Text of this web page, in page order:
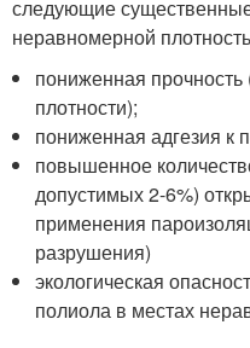
следующие
неравномерной
пониженная
плотности);
пониженная адгезия к
повышенное
допустимых 2-6%)
применения
разрушения)
экологическая
полиола в местах